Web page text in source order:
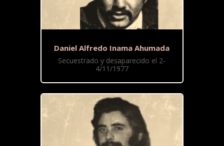
Daniel Alfredo Inama Ahumada
Secuestrado y desaparecido el 2-
4/11/1977